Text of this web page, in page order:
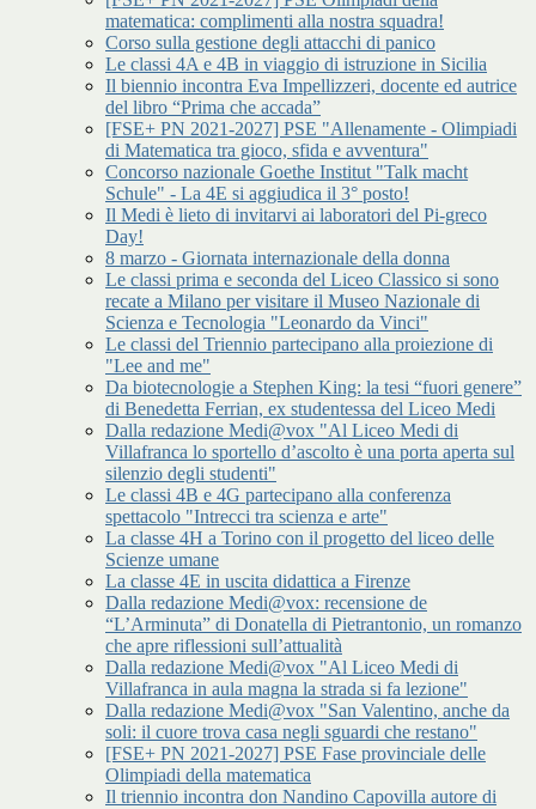
matematica: complimenti alla nostra squadra!
Corso sulla gestione degli attacchi di panico
Le classi 4A e 4B in viaggio di istruzione in Sicilia
Il biennio incontra Eva Impellizzeri, docente ed autrice
del libro “Prima che accada”
[FSE+ PN 2021-2027] PSE "Allenamente - Olimpiadi
di Matematica tra gioco, sfida e avventura"
Concorso nazionale Goethe Institut "Talk macht
Schule" - La 4E si aggiudica il 3° posto!
Il Medi è lieto di invitarvi ai laboratori del Pi-greco
Day!
8 marzo - Giornata internazionale della donna
Le classi prima e seconda del Liceo Classico si sono
recate a Milano per visitare il Museo Nazionale di
Scienza e Tecnologia "Leonardo da Vinci"
Le classi del Triennio partecipano alla proiezione di
"Lee and me"
Da biotecnologie a Stephen King: la tesi “fuori genere”
di Benedetta Ferrian, ex studentessa del Liceo Medi
Dalla redazione Medi@vox "Al Liceo Medi di
Villafranca lo sportello d’ascolto è una porta aperta sul
silenzio degli studenti"
Le classi 4B e 4G partecipano alla conferenza
spettacolo "Intrecci tra scienza e arte"
La classe 4H a Torino con il progetto del liceo delle
Scienze umane
La classe 4E in uscita didattica a Firenze
Dalla redazione Medi@vox: recensione de
“L’Arminuta” di Donatella di Pietrantonio, un romanzo
che apre riflessioni sull’attualità
Dalla redazione Medi@vox "Al Liceo Medi di
Villafranca in aula magna la strada si fa lezione"
Dalla redazione Medi@vox "San Valentino, anche da
soli: il cuore trova casa negli sguardi che restano"
[FSE+ PN 2021-2027] PSE Fase provinciale delle
Olimpiadi della matematica
Il triennio incontra don Nandino Capovilla autore di